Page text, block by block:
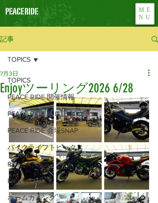
ME
NU
記事
TOPICS
PEACE RIDE 開催情報
PEACE RIDE ソロ記念写真
PEACE RIDE 会場SNAP
バイクライフトピックス
Rider's Talk
PICK UP BIKES
ホームカミング
TOPICS
Enjoyツーリング2026 6/28
7月3日